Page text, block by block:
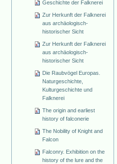
Geschichte der Falknerei
Zur Herkunft der Falknerei
aus archäologisch-
historischer Sicht
Zur Herkunft der Falknerei
aus archäologisch-
historischer Sicht
Die Raubvögel Europas.
Naturgeschichte,
Kulturgeschichte und
Falknerei
The origin and earliest
history of falconerie
The Nobility of Knight and
Falcon
Falconry. Exhibition on the
history of the lure and the